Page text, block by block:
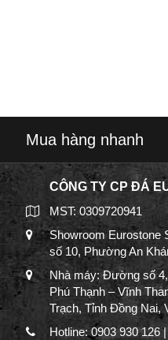
Mua hàng nhanh
CÔNG TY CP ĐÁ
MST: 0309720941
Showroom Eurostone
số 10, Phường An
Nhà máy: Đường số
Phú Thạnh – Vĩnh
Trạch, Tỉnh Đồng Nai,
Hotline: 0903 930 126